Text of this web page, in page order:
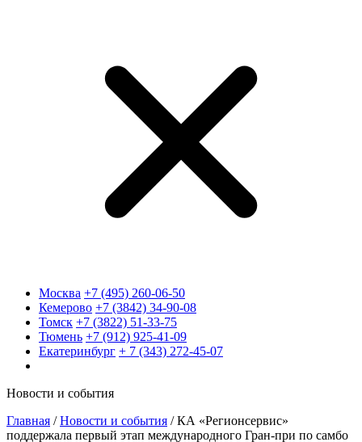
Москва +7 (495) 260-06-50
Кемерово +7 (3842) 34-90-08
Томск +7 (3822) 51-33-75
Тюмень +7 (912) 925-41-09
Екатеринбург + 7 (343) 272-45-07
Новости и события
Главная /Новости и события /КА «Регионсервис»
поддержала первый этап международного Гран-при по самбо